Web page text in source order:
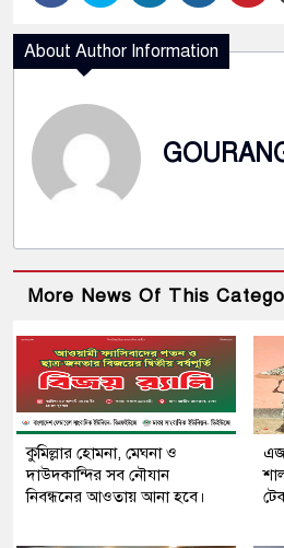
About Author Information
More News Of This
কুমিল্লার হোমনা, মেঘনা ও
দাউদকান্দির সব নৌযান
নিবন্ধনের আওতায় আনা হবে।